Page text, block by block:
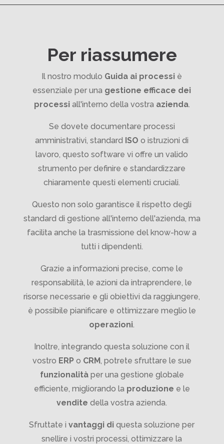
Per riassumere
Il nostro modulo Guida ai processi è
essenziale per una gestione efficace dei
processi all'interno della vostra azienda.
Se dovete documentare processi
amministrativi, standard ISO o istruzioni di
lavoro, questo software vi offre un valido
strumento per definire e standardizzare
chiaramente questi elementi cruciali.
Questo non solo garantisce il rispetto degli
standard di gestione all'interno dell'azienda, ma
facilita anche la trasmissione del know-how a
tutti i dipendenti.
Grazie a informazioni precise, come le
responsabilità, le azioni da intraprendere, le
risorse necessarie e gli obiettivi da raggiungere,
è possibile pianificare e ottimizzare meglio le
operazioni.
Inoltre, integrando questa soluzione con il
vostro ERP o CRM, potrete sfruttare le sue
funzionalitàper una gestione globale
efficiente, migliorando la produzione e le
vendite della vostra azienda.
Sfruttate ivantaggi di questa soluzione per
snellire i vostri processi, ottimizzare la